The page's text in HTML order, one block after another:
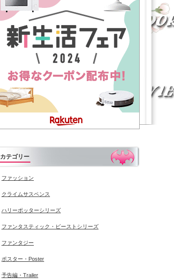
カテゴリー
ファッション
クライムサスペンス
ハリーポッターシリーズ
ファンタスティック・ビーストシリーズ
ファンタジー
ポスター・Poster
予告編・Trailer